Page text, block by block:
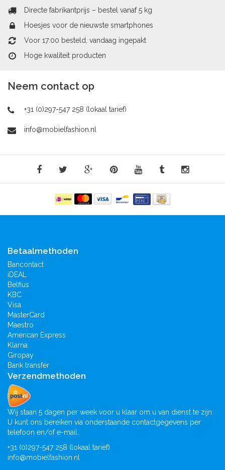
Directe fabrikantprijs – bestel vanaf 5 kg
Hoesjes voor de nieuwste smartphones
Voor 17:00 besteld, vandaag ingepakt
Hoge kwaliteit producten
Neem contact op
+31 (0)297-547 258 (lokaal tarief)
info@mobielfashion.nl
Betaalmethoden
Bancontact
iDEAL
Belfius
KBC
Visa
MasterCard
Maestro
American Express
Klarna.
Giropay
Bank transfer
Verzendmethoden
Wij staan 5 dagen per week voor u klaar om u van dienst te zijn.
U kunt ons bereiken via onderstaande contactgegevens per
telefoon en/of e-mail.
+31 (0)297-547 258 (lokaal tarief)
info@mobielfashion.nl